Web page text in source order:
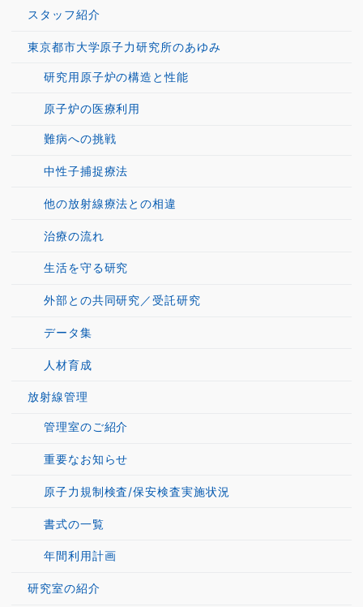
スタッフ紹介
東京都市大学原子力研究所のあゆみ
研究用原子炉の構造と性能
原子炉の医療利用
難病への挑戦
中性子捕捉療法
他の放射線療法との相違
治療の流れ
生活を守る研究
外部との共同研究／受託研究
データ集
人材育成
放射線管理
管理室のご紹介
重要なお知らせ
原子力規制検査/保安検査実施状況
書式の一覧
年間利用計画
研究室の紹介